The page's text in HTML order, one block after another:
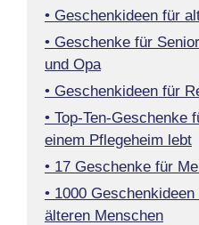
• Geschenkideen für
• Geschenke für
und Opa
• Geschenkideen für
• Top-Ten-Geschenke
einem Pflegeheim lebt
• 17 Geschenke für
• 1000
älteren Menschen